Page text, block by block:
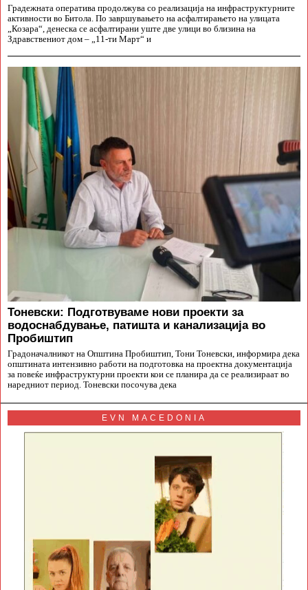
Градежната оператива продолжува со реализација на инфраструктурните
активности во Битола. По завршувањето на асфалтирањето на улицата
„Козара“, денеска се асфалтирани уште две улици во близина на
Здравствениот дом – „11-ти Март“ и
Тоневски: Подготвуваме нови проекти за
водоснабдување, патишта и канализација во
Пробиштип
Градоначалникот на Општина Пробиштип, Тони Тоневски, информира дека
општината интензивно работи на подготовка на проектна документација
за повеќе инфраструктурни проекти кои се планира да се реализираат во
наредниот период. Тоневски посочува дека
EVN MACEDONIA